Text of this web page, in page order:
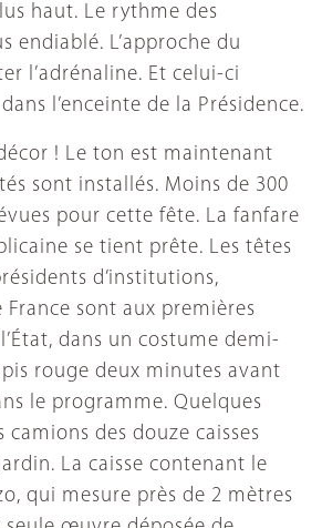
haut. Le rythme des
endiablé. L’approche du
l’adrénaline. Et celui-ci
l’enceinte de la Présidence.
! Le ton est maintenant
sont installés. Moins de 300
pour cette fête. La fanfare
se tient prête. Les têtes
d’institutions,
France sont aux premières
dans un costume demi-
rouge deux minutes avant
le programme. Quelques
camions des douze caisses
La caisse contenant le
qui mesure près de 2 mètres